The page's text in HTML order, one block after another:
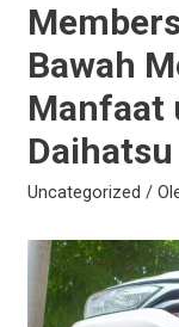
Bawah
Manfaat
Daihatsu
Uncategorized /